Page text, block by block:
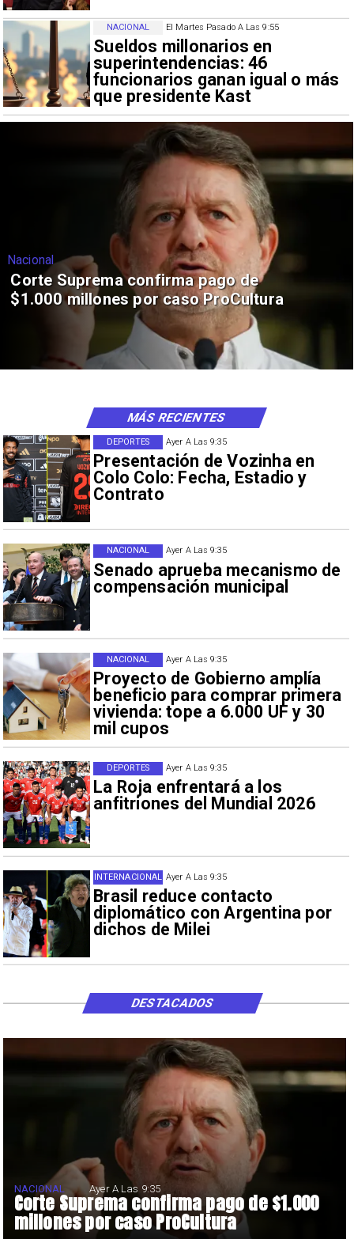
El Martes Pasado A Las 9:55
Sueldos millonarios en
superintendencias: 46
funcionarios ganan igual o más
que presidente Kast
NACIONAL
Nacional
Corte Suprema confirma pago de
$1.000 millones por caso ProCultura
Ayer A Las 9:35
Presentación de Vozinha en
Colo Colo: Fecha, Estadio y
Contrato
DEPORTES
Ayer A Las 9:35
Senado aprueba mecanismo de
compensación municipal
NACIONAL
Ayer A Las 9:35
Proyecto de Gobierno amplía
beneficio para comprar primera
vivienda: tope a 6.000 UF y 30
mil cupos
NACIONAL
Ayer A Las 9:35
La Roja enfrentará a los
anfitriones del Mundial 2026
DEPORTES
Ayer A Las 9:35
Brasil reduce contacto
diplomático con Argentina por
dichos de Milei
INTERNACIONAL
MÁS RECIENTES
Corte Suprema confirma pago de $1.000
millones por caso ProCultura
NACIONAL Ayer A Las 9:35
DESTACADOS